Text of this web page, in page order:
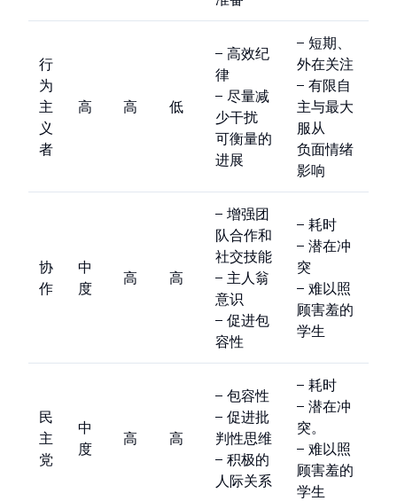
行
为
主
义
者
高 高 低
– 高效纪
律
– 尽量减
少干扰
可衡量的
进展
– 短期、
外在关注
– 有限自
主与最大
服从
负面情绪
影响
协
作
中
度
高 高
– 增强团
队合作和
社交技能
– 主人翁
意识
– 促进包
容性
– 耗时
– 潜在冲
突
– 难以照
顾害羞的
学生
民
主
党
中
度
高 高
– 包容性
– 促进批
判性思维
– 积极的
人际关系
– 耗时
– 潜在冲
突。
– 难以照
顾害羞的
学生